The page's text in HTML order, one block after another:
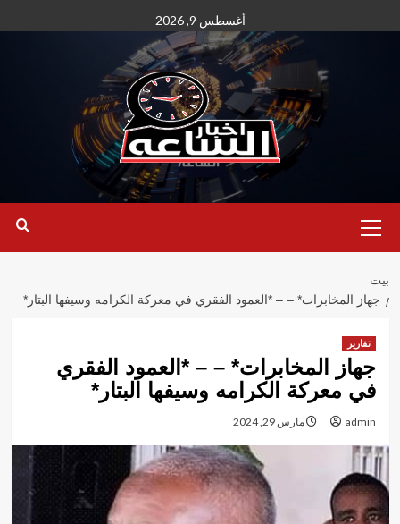
إلى
أغسطس 9, 2026
الأساسية
بيت
جهاز المخابرات* – – *العمود الفقري في معركة الكرامه وسيفها البتار*
تقارير
جهاز المخابرات* – – *العمود الفقري
في معركة الكرامه وسيفها البتار*
admin مارس 29, 2024